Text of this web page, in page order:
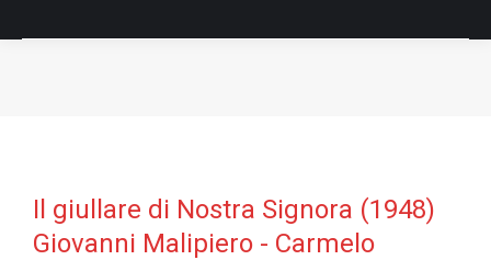
Il giullare di Nostra Signora (1948)
Giovanni Malipiero - Carmelo